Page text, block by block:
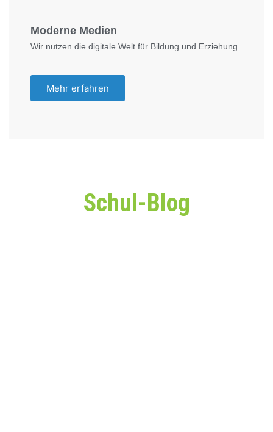
Moderne Medien
Wir nutzen die digitale Welt für Bildung und Erziehung
Mehr erfahren
Schul-Blog